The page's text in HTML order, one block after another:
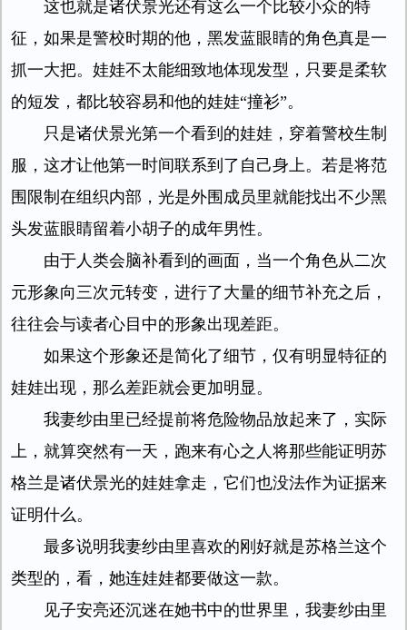
这也就是诸伏景光还有这么一个比较小众的特
征，如果是警校时期的他，黑发蓝眼睛的角色真是一
抓一大把。娃娃不太能细致地体现发型，只要是柔软
的短发，都比较容易和他的娃娃“撞衫”。
只是诸伏景光第一个看到的娃娃，穿着警校生制
服，这才让他第一时间联系到了自己身上。若是将范
围限制在组织内部，光是外围成员里就能找出不少黑
头发蓝眼睛留着小胡子的成年男性。
由于人类会脑补看到的画面，当一个角色从二次
元形象向三次元转变，进行了大量的细节补充之后，
往往会与读者心目中的形象出现差距。
如果这个形象还是简化了细节，仅有明显特征的
娃娃出现，那么差距就会更加明显。
我妻纱由里已经提前将危险物品放起来了，实际
上，就算突然有一天，跑来有心之人将那些能证明苏
格兰是诸伏景光的娃娃拿走，它们也没法作为证据来
证明什么。
最多说明我妻纱由里喜欢的刚好就是苏格兰这个
类型的，看，她连娃娃都要做这一款。
见子安亮还沉迷在她书中的世界里，我妻纱由里